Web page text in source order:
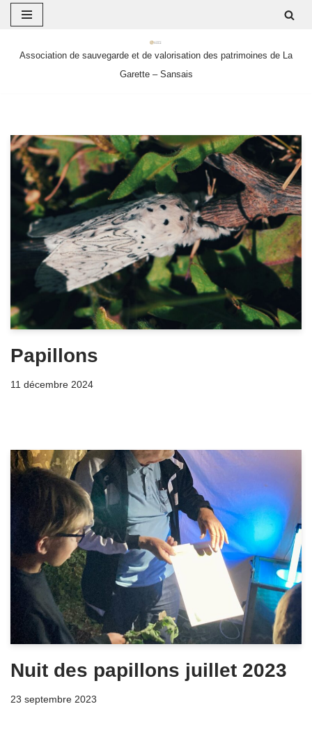
auAssociation de sauvegarde et de valorisation des patrimoines de La
Garette – Sansais
Papillons
11 décembre 2024
Nuit des papillons juillet 2023
23 septembre 2023